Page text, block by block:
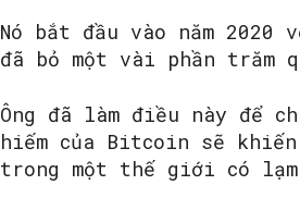
Nó bắt đầu vào năm
đã bỏ một vài phần trăm
Ông đã làm điều này để
hiếm của Bitcoin sẽ
trong một thế giới có